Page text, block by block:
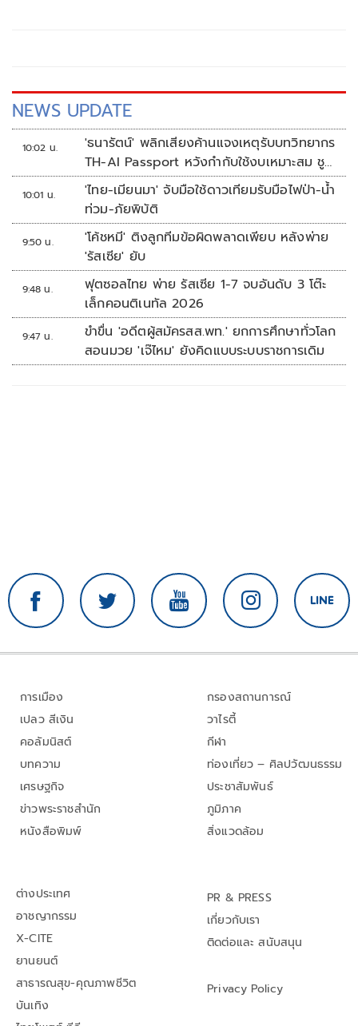
NEWS UPDATE
10:02 น.
'ธนารัตน์' พลิกเสียงค้านแจงเหตุรับบทวิทยากร
TH-AI Passport หวังกำกับใช้งบเหมาะสม ชู
จุดเด่นคนไทยได้ใช้ AI ระดับโปร ลดเหลื่อมล้ำ
ทางเทคโนโลยี เซฟงบไปกว่า900ล้าน เชื่อหาก
ใช้เต็มที่เอกชนขาดทุนย่อยยับ
10:01 น.
'ไทย-เมียนมา' จับมือใช้ดาวเทียมรับมือไฟป่า-น้ำ
ท่วม-ภัยพิบัติ
9:50 น.
'โค้ชหมี' ติงลูกทีมข้อผิดพลาดเพียบ หลังพ่าย
'รัสเซีย' ยับ
9:48 น.
ฟุตซอลไทย พ่าย รัสเซีย 1-7 จบอันดับ 3 โต๊ะ
เล็กคอนติเนทัล 2026
9:47 น.
ขำขื่น 'อดีตผู้สมัครสส.พท.' ยกการศึกษาทั่วโลก
สอนมวย 'เจ๊ไหม' ยังคิดแบบระบบราชการเดิม
การเมือง
เปลว สีเงิน
คอลัมนิสต์
บทความ
เศรษฐกิจ
ข่าวพระราชสำนัก
หนังสือพิมพ์
กรองสถานการณ์
วาไรตี้
กีฬา
ท่องเที่ยว – ศิลปวัฒนธรรม
ประชาสัมพันธ์
ภูมิภาค
สิ่งแวดล้อม
ต่างประเทศ
อาชญากรรม
X-CITE
ยานยนต์
สาธารณสุข-คุณภาพชีวิต
บันเทิง
PR & PRESS
เกี่ยวกับเรา
ติดต่อและ สนับสนุน
Privacy Policy